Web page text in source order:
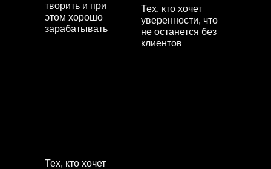
творить и при
этом хорошо
зарабатывать
Тех, кто хочет
Тех, кто хочет
уверенности, что
не останется без
клиентов